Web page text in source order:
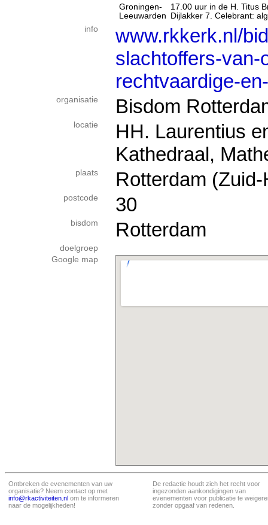
Groningen-
Leeuwarden
17.00 uur in de H. Titus
Dijlakker 7. Celebrant:
info
www.rkkerk.nl/
slachtoffers-van-
rechtvaardige-
organisatie Bisdom
locatie
HH. Laurentius
Kathedraal,
plaats Rotterdam
postcode 30
bisdom Rotterdam
doelgroep
Google map
Ontbreken de evenementen van uw
organisatie? Neem contact op met
info@rkactiviteiten.nl om te informeren
naar de mogelijkheden!
De redactie houdt zich het recht voor
ingezonden aankondigingen van
evenementen voor publicatie te
zonder opgaaf van redenen.